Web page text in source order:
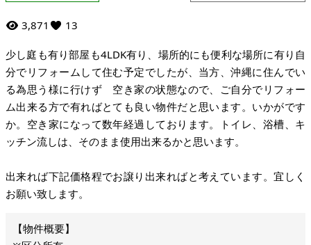
3,871 13
少し庭も有り部屋も4LDK有り、場所的にも便利な場所に有り自
分でリフォームして住む予定でしたが、当方、沖縄に住んでい
る為思う様に行けず 空き家の状態なので、ご自分でリフォー
ム出来る方で有ればとても良い物件だと思います。いかがです
か。空き家になって数年経過しております。トイレ、浴槽、キ
ッチン流しは、そのまま使用出来るかと思います。
出来れば下記価格程でお譲り出来ればと考えています。宜しく
お願い致します。